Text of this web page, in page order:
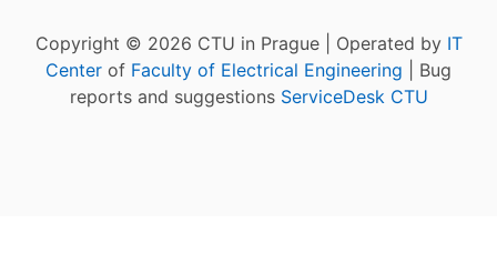
Copyright © 2026 CTU in Prague | Operated by IT
Center of Faculty of Electrical Engineering | Bug
reports and suggestions ServiceDesk CTU